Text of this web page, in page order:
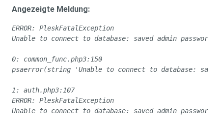
Angezeigte Meldung:
ERROR: PleskFatalException
Unable to connect to database: saved admin
0: common_func.php3:150
psaerror(string 'Unable to connect to database:
1: auth.php3:107
ERROR: PleskFatalException
Unable to connect to database: saved admin